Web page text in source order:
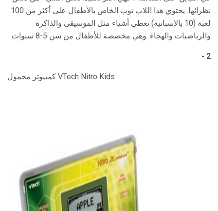
نظرائها. يحتوي هذا اللاب توب الخاص بالأطفال على أكثر من 100
لعبة (10 بالإسبانية) تغطي أشياء مثل الموسيقى والذاكرة
والرياضيات والهجاء. وهي مخصصة للأطفال من سن 5-8 سنوات.
2 -
كمبيوتر محمول VTech Nitro Kids